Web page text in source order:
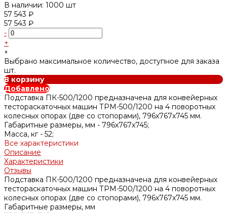
В наличии: 1000 шт
57 543 ₽
57 543 ₽
-
+
×
Выбрано максимальное количество, доступное для заказа
шт.
В корзину
Добавлено
Подставка ПК-500/1200 предназначена для конвейерных
тестораскаточных машин ТРМ-500/1200 на 4 поворотных
колесных опорах (две со стопорами), 796х767х745 мм.
Габаритные размеры, мм - 796х767х745;
Масса, кг - 52;
Все характеристики
Описание
Характеристики
Отзывы
Подставка ПК-500/1200 предназначена для конвейерных
тестораскаточных машин ТРМ-500/1200 на 4 поворотных
колесных опорах (две со стопорами), 796х767х745 мм.
Габаритные размеры, мм